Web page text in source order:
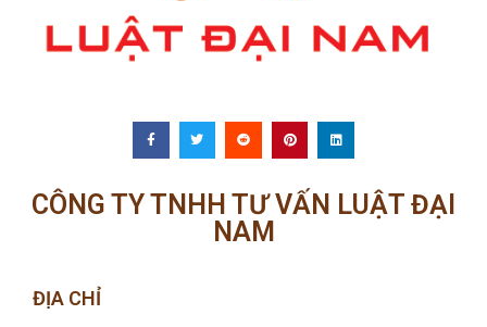
CÔNG TY TNHH TƯ VẤN LUẬT ĐẠI
NAM
ĐỊA CHỈ